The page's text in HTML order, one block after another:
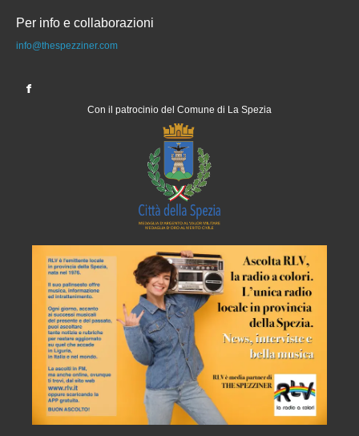
Per info e collaborazioni
info@thespezziner.com
Con il patrocinio del Comune di La Spezia